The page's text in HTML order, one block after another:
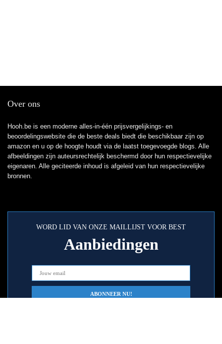
Over ons
Hooh.be is een moderne alles-in-één prijsvergelijkings- en
beoordelingswebsite die de beste deals biedt die beschikbaar zijn op
amazon en u op de hoogte houdt via de laatst toegevoegde blogs. Alle
afbeeldingen zijn auteursrechtelijk beschermd door hun respectievelijke
eigenaren. Alle geciteerde inhoud is afgeleid van hun respectievelijke
bronnen.
WORD LID VAN ONZE MAILLIJST VOOR BEST
Aanbiedingen